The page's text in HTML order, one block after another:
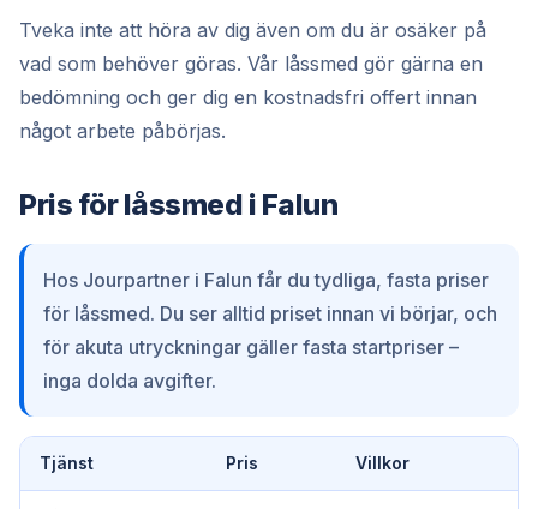
Tveka inte att höra av dig även om du är osäker på
vad som behöver göras. Vår låssmed gör gärna en
bedömning och ger dig en kostnadsfri offert innan
något arbete påbörjas.
Pris för låssmed i Falun
Hos Jourpartner i Falun får du tydliga, fasta priser
för låssmed. Du ser alltid priset innan vi börjar, och
för akuta utryckningar gäller fasta startpriser –
inga dolda avgifter.
Tjänst Pris Villkor